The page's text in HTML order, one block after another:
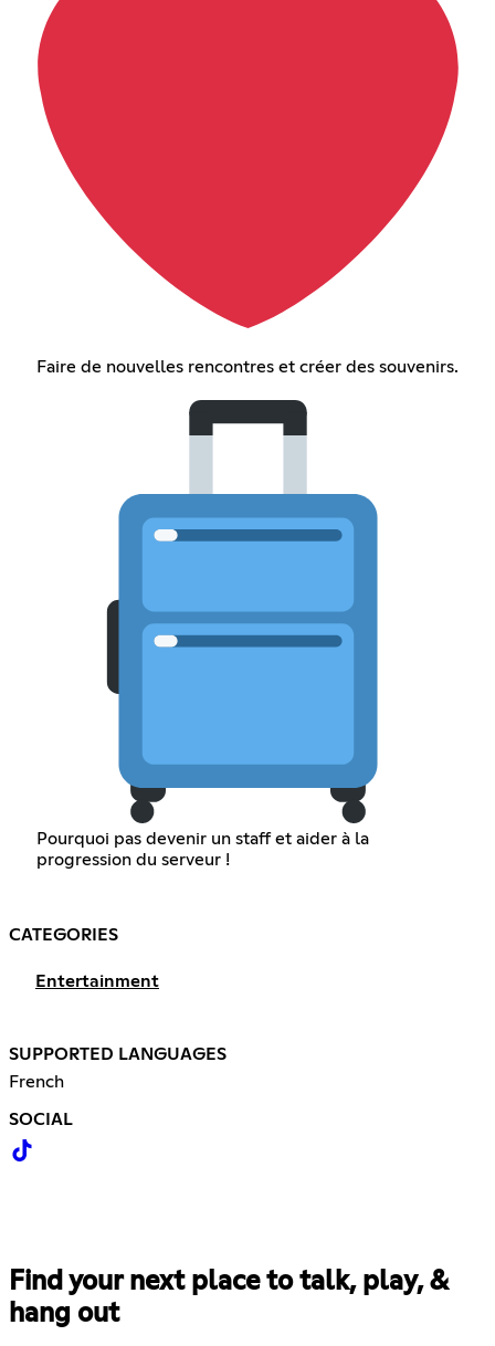
Faire de nouvelles rencontres et créer des souvenirs.
Pourquoi pas devenir un staff et aider à la
progression du serveur !
CATEGORIES
Entertainment
SUPPORTED LANGUAGES
French
SOCIAL
Find your next place to talk, play, &
hang out